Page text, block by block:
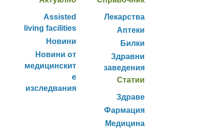
Assisted
living facilities
Новини
Новини от
медицинскит
е
изследвания
Лекарства
Аптеки
Билки
Здравни
заведения
Статии
Здраве
Фармация
Медицина